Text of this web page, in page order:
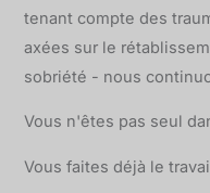
tenant compte des
axées sur le
sobriété - nous
Vous n'êtes pas seul
Vous faites déjà le